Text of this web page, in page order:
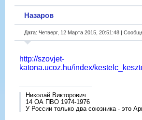
Назаров
Дата: Четверг, 12 Марта 2015, 20:51:48 |
http://szovjet-
katona.ucoz.hu/index/
Николай Викторович
14 ОА ПВО 1974-1976
У России только два союзника - это